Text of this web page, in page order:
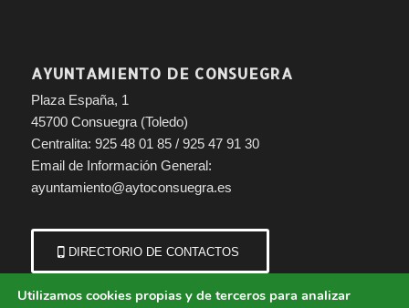
AYUNTAMIENTO DE CONSUEGRA
Plaza España, 1
45700 Consuegra (Toledo)
Centralita: 925 48 01 85 / 925 47 91 30
Email de Información General:
ayuntamiento@aytoconsuegra.es
DIRECTORIO DE CONTACTOS
Utilizamos cookies propias y de terceros para analizar